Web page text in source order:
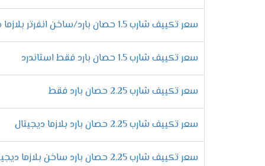
مواصفات
خاصية التربو كول
الان كل ما تتمناه هتلاقى فى تكييف شارب
التى توجد فى الجهاز والجديدة يمكننا
الاستمتاع بخاصية التتبع
علشان تكون مختلف لابد من اختيار تكييف
باتباع جميع الأشخاص المتواجدين فى
سعر تكييف شارب 1.5 حصان بارد/ساخن انفرتر بلازما ديجيتال
سعر تكييف شارب 1.5 حصان بارد فقط استاندرد
سعر تكييف شارب 2.25 حصان بارد فقط
سعر تكييف شارب 2.25 حصان بارد بلازما ديجيتال
سعر تكييف شارب 2,25 حصان بارد ساخن بلازما ديجيتال